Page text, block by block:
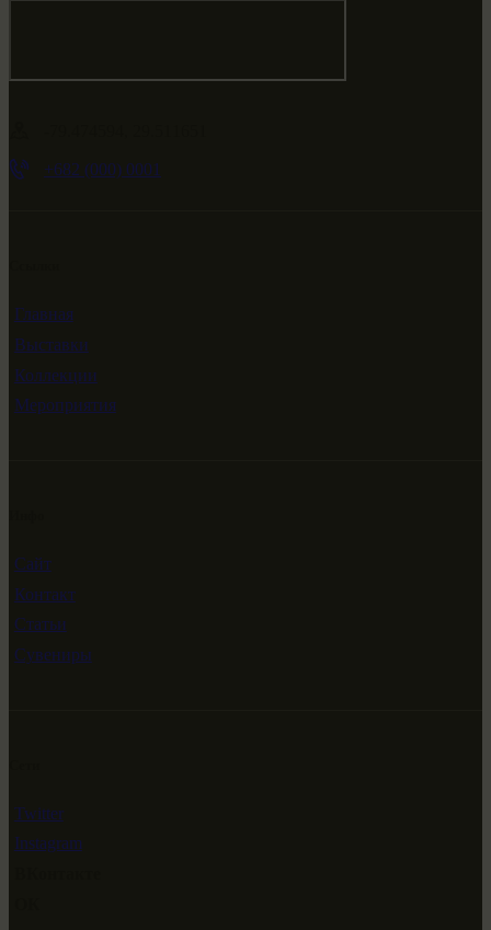
+682 (000) 0001
Главная
Выставки
Коллекции
Мероприятия
Сайт
Контакт
Статьи
Сувениры
Twitter
Instagram